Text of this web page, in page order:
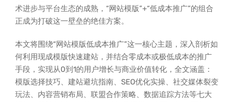
术进步与平台生态的成熟，“网站模版”+“低成本推广”的组合
正成为打破这一壁垒的绝佳方案。
本文将围绕“网站模版低成本推广”这一核心主题，深入剖析如
何利用现成模版快速建站，并结合零成本或极低成本的推广
手段，实现从0到1的用户增长与商业价值转化，全文涵盖：
模版选择技巧、建站避坑指南、SEO优化实操、社交媒体裂变
玩法、内容营销布局、联盟合作策略、数据追踪方法等七大